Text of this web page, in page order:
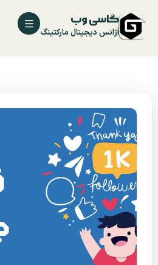
گاسی وب
آژانس دیجیتال مارکتینگ